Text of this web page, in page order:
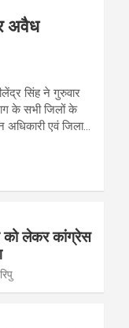
अवैध
सिंह ने गुरुवार
के सभी जिलों के
अधिकारी एवं जिला…
लेकर कांग्रेस